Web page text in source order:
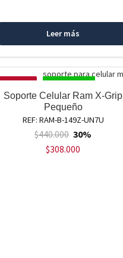
Leer más
OFERTA! DISPONIBLE
Soporte Celular Ram X-Grip
Pequeño
REF: RAM-B-149Z-UN7U
$440.000 30%
$308.000